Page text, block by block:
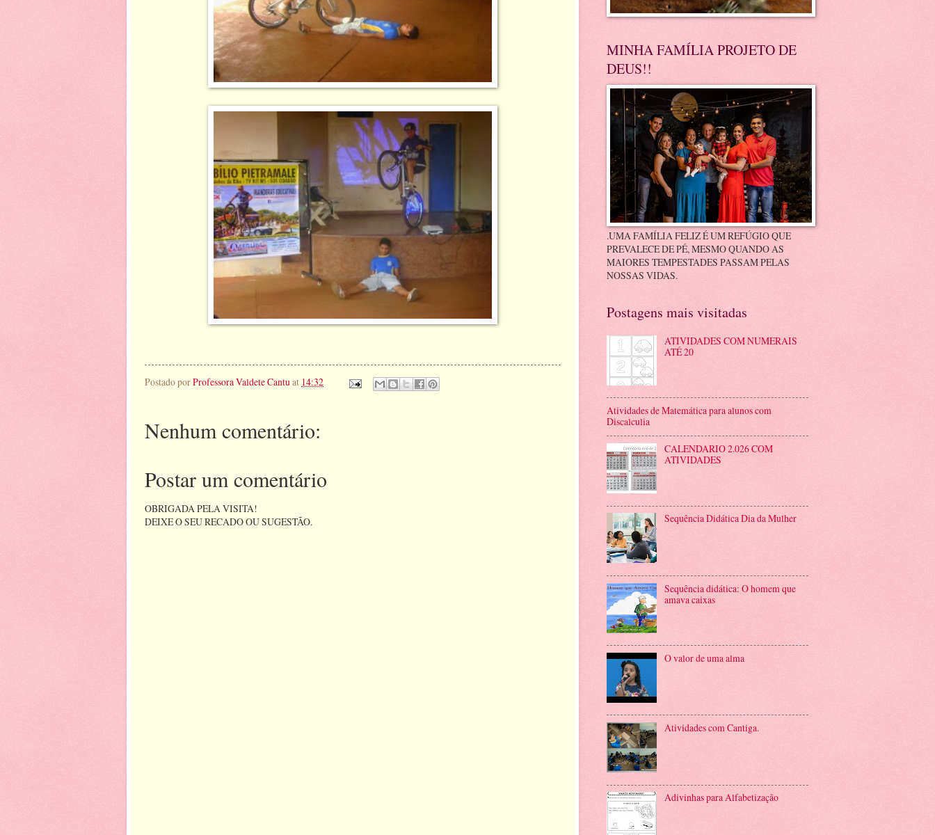
Postado porProfessora Valdete Cantuat 14:32
Nenhum comentário:
Postar um comentário
OBRIGADA PELA VISITA!
DEIXE O SEU RECADO OU SUGESTÃO.
MINHA FAMÍLIA PROJETO DE
DEUS!!
.UMA FAMÍLIA FELIZ É UM REFÚGIO QUE
PREVALECE DE PÉ, MESMO QUANDO AS
MAIORES TEMPESTADES PASSAM PELAS
NOSSAS VIDAS.
Postagens mais visitadas
ATIVIDADES COM NUMERAIS
ATÉ 20
Atividades de Matemática para alunos com
Discalculia
CALENDARIO 2.026 COM
ATIVIDADES
Sequência Didática Dia da Mulher
Sequência didática: O homem que
amava caixas
O valor de uma alma
Atividades com Cantiga.
Adivinhas para Alfabetização